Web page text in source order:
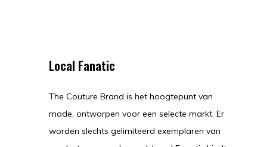
Local Fanatic
The Couture Brand is het hoogtepunt van
mode, ontworpen voor een selecte markt. Er
worden slechts gelimiteerd exemplaren van